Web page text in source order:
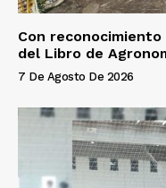
Con
del Libro de
7 De Agosto De 2026